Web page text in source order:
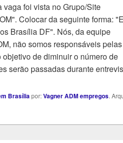
vaga foi vista no Grupo/Site
Colocar da seguinte forma:
Brasília DF". Nós, da equipe
não somos responsáveis
de diminuir o número de
serão passadas durante
Brasíliapor:Vagner ADM empregos.